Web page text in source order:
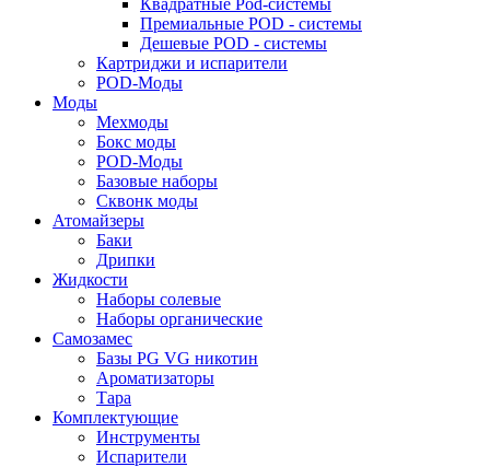
Квадратные Pod-системы
Премиальные POD - системы
Дешевые POD - системы
Картриджи и испарители
POD-Моды
Моды
Мехмоды
Бокс моды
POD-Моды
Базовые наборы
Сквонк моды
Атомайзеры
Баки
Дрипки
Жидкости
Наборы солевые
Наборы органические
Самозамес
Базы PG VG никотин
Ароматизаторы
Тара
Комплектующие
Инструменты
Испарители